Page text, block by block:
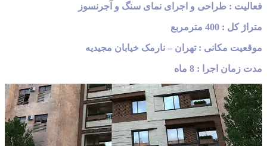
فعالیت : طراحی و اجرای نمای سنگ و آجرنسوز
متراژ کل : 400 مترمربع
موقعیت مکانی : تهران – نارمک خیابان مجیدیه
مدت زمان اجرا : 8 ماه